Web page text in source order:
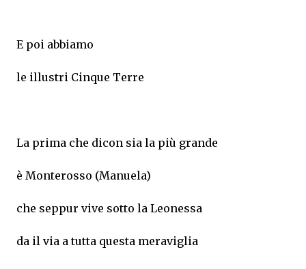
E poi abbiamo
le illustri Cinque Terre
La prima che dicon sia la più grande
è Monterosso (Manuela)
che seppur vive sotto la Leonessa
da il via a tutta questa meraviglia